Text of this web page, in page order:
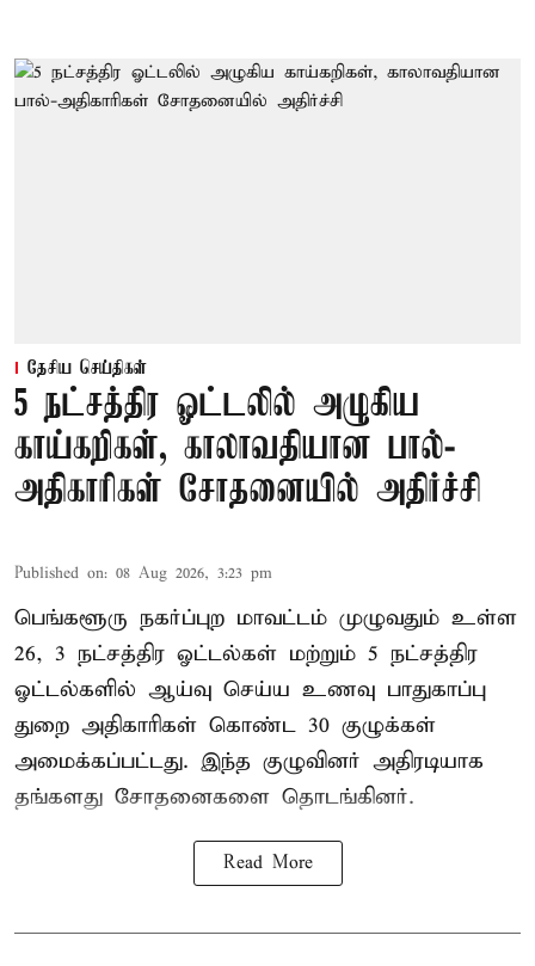
தேசிய செய்திகள்
5 நட்சத்திர ஓட்டலில் அழுகிய
காய்கறிகள், காலாவதியான பால்-
அதிகாரிகள் சோதனையில் அதிர்ச்சி
Published on: 08 Aug 2026, 3:23 pm
பெங்களூரு நகர்ப்புற மாவட்டம் முழுவதும் உள்ள
26, 3 நட்சத்திர ஓட்டல்கள் மற்றும் 5 நட்சத்திர
ஓட்டல்களில் ஆய்வு செய்ய உணவு பாதுகாப்பு
துறை அதிகாரிகள் கொண்ட 30 குழுக்கள்
அமைக்கப்பட்டது. இந்த குழுவினர் அதிரடியாக
தங்களது சோதனைகளை தொடங்கினர்.
Read More